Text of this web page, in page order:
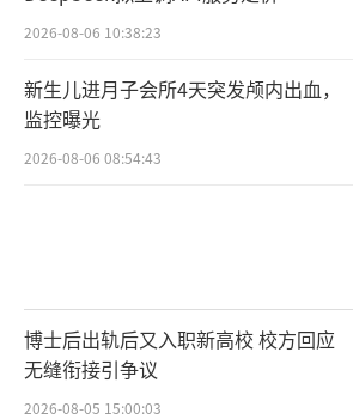
2026-08-06 10:38:23
新生儿进月子会所4天突发颅内出血，
监控曝光
2026-08-06 08:54:43
博士后出轨后又入职新高校 校方回应
无缝衔接引争议
2026-08-05 15:00:03